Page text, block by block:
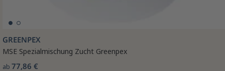
GREENPEX
MSE Spezialmischung Zucht Greenpex
ab 77,86 €